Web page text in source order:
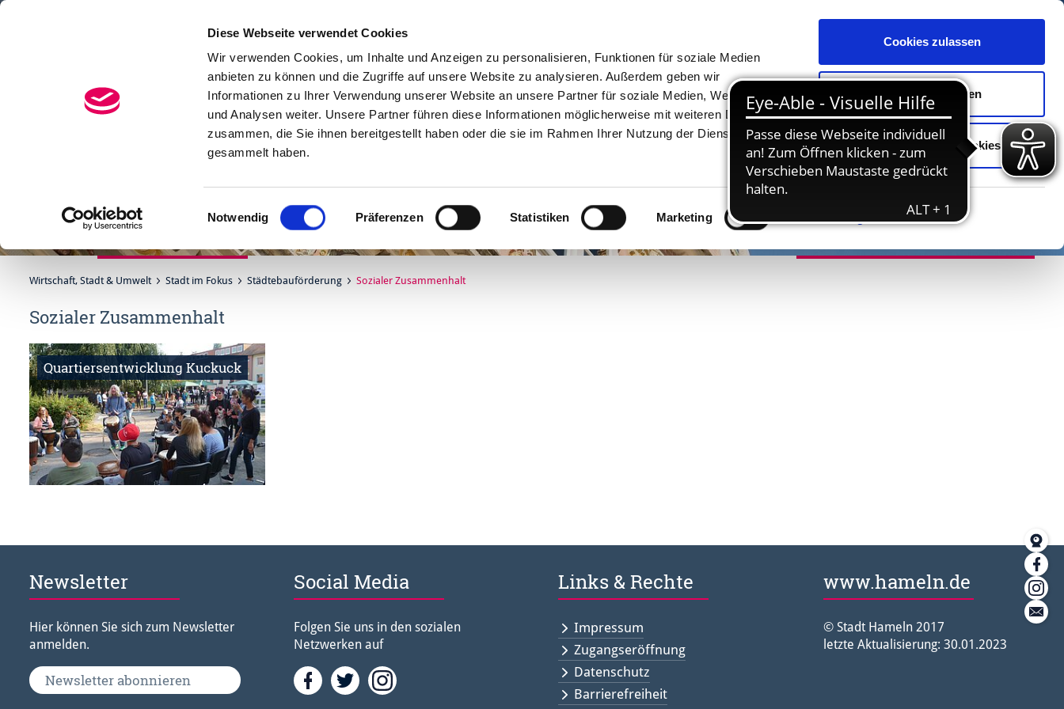
Diese Webseite verwendet Cookies
Wir verwenden Cookies, um Inhalte und Anzeigen zu personalisieren, Funktionen für soziale Medien
anbieten zu können und die Zugriffe auf unsere Website zu analysieren. Außerdem geben wir
Informationen zu Ihrer Verwendung unserer Website an unsere Partner für soziale Medien, Werbung
und Analysen weiter. Unsere Partner führen diese Informationen möglicherweise mit weiteren Daten
zusammen, die Sie ihnen bereitgestellt haben oder die sie im Rahmen Ihrer Nutzung der Dienste
gesammelt haben.
Einwilligungsauswahl
Notwendig Präferenzen Statistiken Marketing
Cookies zulassen
Auswahl erlauben
Nur notwendige Cookies
Suchen Erlebnisse Kontakt
Wirtschaft, Stadt & Umwelt Stadt im Fokus Städtebauförderung Sozialer Zusammenhalt
Sozialer Zusammenhalt
Quartiersentwicklung Kuckuck
Newsletter
Hier können Sie sich zum Newsletter
anmelden.
Newsletter abonnieren
Social Media
Folgen Sie uns in den sozialen
Netzwerken auf
FacebookTwitter<
Links & Rechte
Impressum
Zugangseröffnung
Datenschutz
Barrierefreiheit
www.hameln.de
© Stadt Hameln 2017
letzte Aktualisierung: 30.01.2023